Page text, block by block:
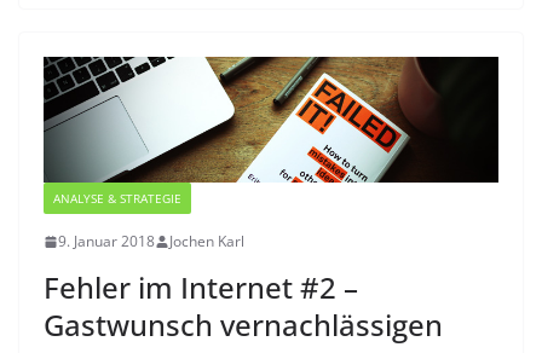
ANALYSE & STRATEGIE
9. Januar 2018 Jochen Karl
Fehler im Internet #2 –
Gastwunsch vernachlässigen